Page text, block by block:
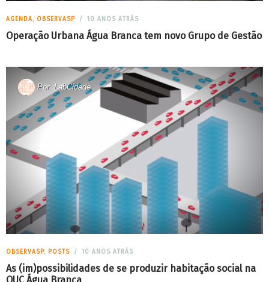
AGENDA, OBSERVASP 10 ANOS ATRÁS
Operação Urbana Água Branca tem novo Grupo de Gestão
Por LabCidade
OBSERVASP, POSTS 10 ANOS ATRÁS
As (im)possibilidades de se produzir habitação social na